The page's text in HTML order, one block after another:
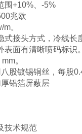
围+10%、-5%
兆欧
。
式接头方式，冷线长
表面有清晰喷码标识
。
股镀锡铜丝，每股
铝箔屏蔽层
技术规范